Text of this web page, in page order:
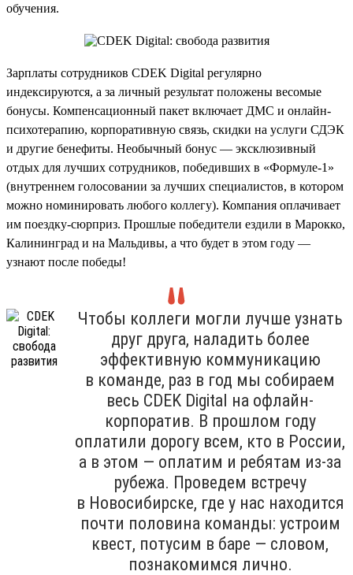
обучения.
Зарплаты сотрудников CDEK Digital регулярно
индексируются, а за личный результат положены весомые
бонусы. Компенсационный пакет включает ДМС и онлайн-
психотерапию, корпоративную связь, скидки на услуги СДЭК
и другие бенефиты. Необычный бонус — эксклюзивный
отдых для лучших сотрудников, победивших в «Формуле-1»
(внутреннем голосовании за лучших специалистов, в котором
можно номинировать любого коллегу). Компания оплачивает
им поездку-сюрприз. Прошлые победители ездили в Марокко,
Калининград и на Мальдивы, а что будет в этом году —
узнают после победы!
Чтобы коллеги могли лучше узнать
друг друга, наладить более
эффективную коммуникацию
в команде, раз в год мы собираем
весь CDEK Digital на офлайн-
корпоратив. В прошлом году
оплатили дорогу всем, кто в России,
а в этом — оплатим и ребятам из-за
рубежа. Проведем встречу
в Новосибирске, где у нас находится
почти половина команды: устроим
квест, потусим в баре — словом,
познакомимся лично.